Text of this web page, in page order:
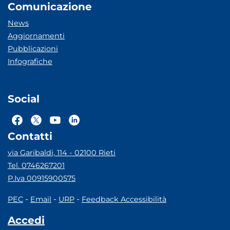
Comunicazione
News
Aggiornamenti
Pubblicazioni
Infografiche
Social
Contatti
via Garibaldi, 114 - 02100 Rieti
Tel. 0746267201
P.Iva 00915900575
PEC - Email - URP - Feedback Accessibilità
Accedi